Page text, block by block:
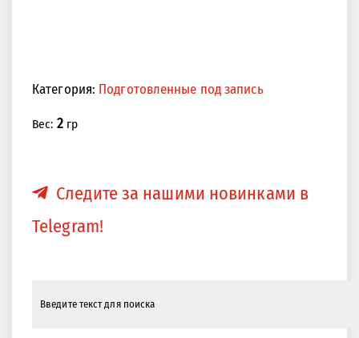
Категория: Подготовленные под запись
Вес: 2гр
Следите за нашими новинками в
Telegram!